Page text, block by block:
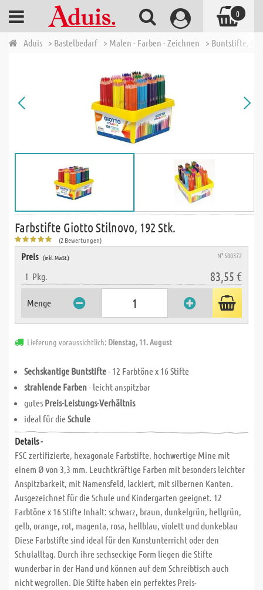
Aduis > Bastelbedarf > Malen - Farben - Zeichnen > Buntstifte,
Farbstifte Giotto Stilnovo, 192 Stk.
(2 Bewertungen)
Preis (inkl. MwSt.) N° 500372
1 Pkg. 83,55 €
Menge
Lieferung voraussichtlich: Dienstag, 11. August
Sechskantige Buntstifte- 12 Farbtöne x 16 Stifte
strahlende Farben- leicht anspitzbar
gutes Preis-Leistungs-Verhältnis
ideal für dieSchule
Details -
FSC zertifizierte, hexagonale Farbstifte, hochwertige Mine mit
einem Ø von 3,3 mm. Leuchtkräftige Farben mit besonders leichter
Anspitzbarkeit, mit Namensfeld, lackiert, mit silbernen Kanten.
Ausgezeichnet für die Schule und Kindergarten geeignet. 12
Farbtöne x 16 Stifte Inhalt: schwarz, braun, dunkelgrün, hellgrün,
gelb, orange, rot, magenta, rosa, hellblau, violett und dunkeblau
Diese Farbstifte sind ideal für den Kunstunterricht oder den
Schulalltag. Durch ihre sechseckige Form liegen die Stifte
wunderbar in der Hand und können auf dem Schreibtisch auch
nicht wegrollen. Die Stifte haben ein perfektes Preis-
0